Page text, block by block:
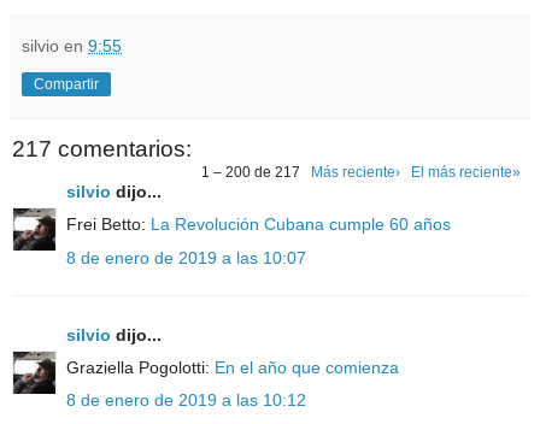
silvio en 9:55
Compartir
217 comentarios:
1 – 200 de 217 Más reciente› El más reciente»
silvio dijo...
Frei Betto: La Revolución Cubana cumple 60 años
8 de enero de 2019 a las 10:07
silvio dijo...
Graziella Pogolotti: En el año que comienza
8 de enero de 2019 a las 10:12